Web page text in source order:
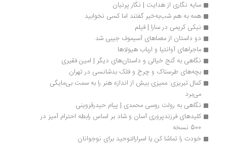
سایه‌ نگاری از هدایت | نگار پرنیان
همه به هم شب‌به‌خیر گفتند اما کسی نخوابید
نیکی کریمی در سارا | فیلم
دو داستان از معماهای آسیموف جیبی شد
ماجراهای آوانتیا و ارباب هیولاها
نگاهی به گنج خيالی و داستان‌های ديگر | امین فقیری
بچه‌های طرسناک و چرخ و فلک بدشانسی در تهران
می‌برد
نگاهی به رولت روسی محمدی | پیام حیدرقزوینی
500 نسخه
خودت را تماشا کن یا اسرارالتوحید برای نوجوانان